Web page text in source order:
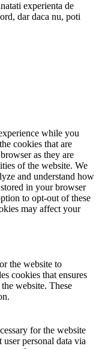
experienta de
dar daca nu, poti
while you
cookies that are
as they are
of the website. We
and understand how
in your browser
to opt-out of these
may affect your
the website to
cookies that ensures
website. These
for the website
personal data via